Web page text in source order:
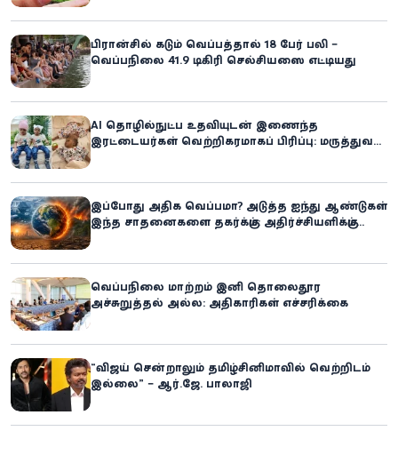
பிரான்சில் கடும் வெப்பத்தால் 18 பேர் பலி –
வெப்பநிலை 41.9 டிகிரி செல்சியஸை எட்டியது
AI தொழில்நுட்ப உதவியுடன் இணைந்த
இரட்டையர்கள் வெற்றிகரமாகப் பிரிப்பு: மருத்துவ
இப்போது அதிக வெப்பமா? அடுத்த ஐந்து ஆண்டுகள்
இந்த சாதனைகளை தகர்க்கும்: அதிர்ச்சியளிக்கும்
வெப்பநிலை மாற்றம் இனி தொலைதூர
அச்சுறுத்தல் அல்ல: அதிகாரிகள் எச்சரிக்கை
“விஜய் சென்றாலும் தமிழ்சினிமாவில் வெற்றிடம்
இல்லை” – ஆர்.ஜே. பாலாஜி